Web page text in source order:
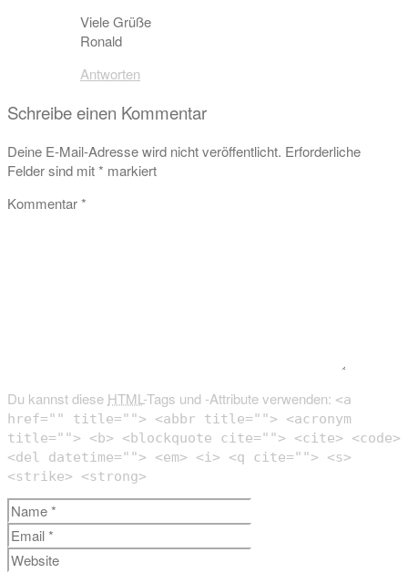
Viele Grüße
Ronald
Antworten
Schreibe einen Kommentar
Deine E-Mail-Adresse wird nicht veröffentlicht. Erforderliche
Felder sind mit* markiert
Kommentar*
Du kannst diese HTML-Tags und -Attribute verwenden: <a
href="" title=""> <abbr title=""> <acronym
title=""> <b> <blockquote cite=""> <cite> <code>
<del datetime=""> <em> <i> <q cite=""> <s>
<strike> <strong>